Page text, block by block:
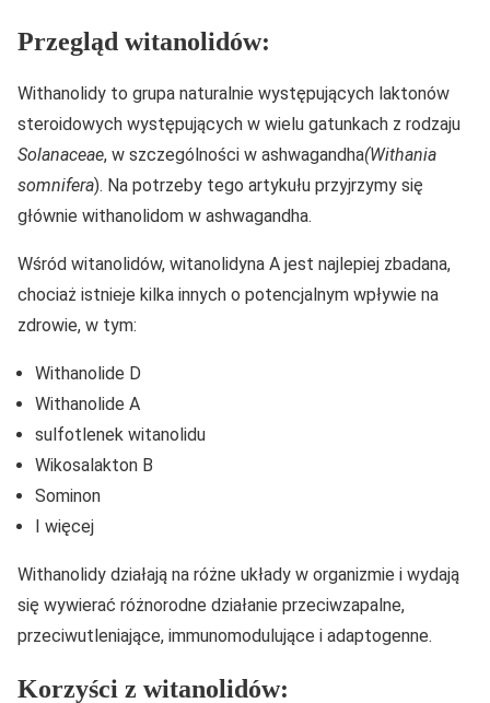
Przegląd witanolidów:
Withanolidy to grupa naturalnie występujących laktonów
steroidowych występujących w wielu gatunkach z rodzaju
Solanaceae, w szczególności w ashwagandha(Withania
somnifera). Na potrzeby tego artykułu przyjrzymy się
głównie withanolidom w ashwagandha.
Wśród witanolidów, witanolidyna A jest najlepiej zbadana,
chociaż istnieje kilka innych o potencjalnym wpływie na
zdrowie, w tym:
Withanolide D
Withanolide A
sulfotlenek witanolidu
Wikosalakton B
Sominon
I więcej
Withanolidy działają na różne układy w organizmie i wydają
się wywierać różnorodne działanie przeciwzapalne,
przeciwutleniające, immunomodulujące i adaptogenne.
Korzyści z witanolidów: